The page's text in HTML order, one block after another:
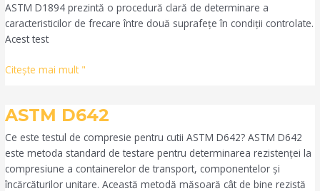
ASTM D1894 prezintă o procedură clară de determinare a
caracteristicilor de frecare între două suprafețe în condiții controlate.
Acest test
Citeşte mai mult "
ASTM D642
Ce este testul de compresie pentru cutii ASTM D642? ASTM D642
este metoda standard de testare pentru determinarea rezistenței la
compresiune a containerelor de transport, componentelor și
încărcăturilor unitare. Această metodă măsoară cât de bine rezistă
ASTM